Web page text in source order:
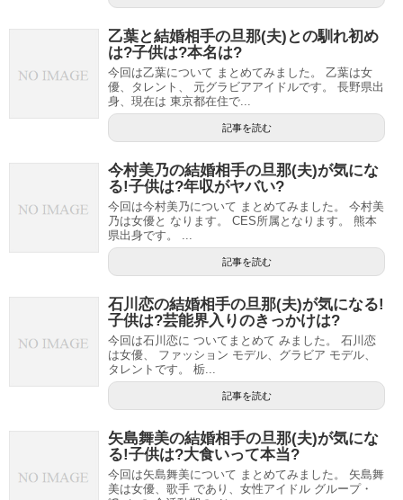
乙葉と結婚相手の旦那(夫)との馴れ初め
は?子供は?本名は?
今回は乙葉について まとめてみました。 乙葉は女
優、タレント、 元グラビアアイドルです。 長野県出
身、現在は 東京都在住で...
記事を読む
今村美乃の結婚相手の旦那(夫)が気にな
る!子供は?年収がヤバい?
今回は今村美乃について まとめてみました。 今村美
乃は女優と なります。 CES所属となります。 熊本
県出身です。 ...
記事を読む
石川恋の結婚相手の旦那(夫)が気になる!
子供は?芸能界入りのきっかけは?
今回は石川恋に ついてまとめて みました。 石川恋
は女優、 ファッション モデル、グラビア モデル、
タレントです。 栃...
記事を読む
矢島舞美の結婚相手の旦那(夫)が気にな
る!子供は?大食いって本当?
今回は矢島舞美について まとめてみました。 矢島舞
美は女優、歌手 であり、女性アイドル グループ・